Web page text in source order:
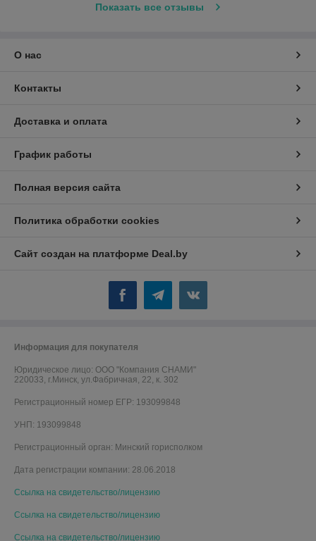
Показать все отзывы
О нас
Контакты
Доставка и оплата
График работы
Полная версия сайта
Политика обработки cookies
Сайт создан на платформе Deal.by
Информация для покупателя
Юридическое лицо: ООО "Компания СНАМИ"
220033, г.Минск, ул.Фабричная, 22, к. 302
Регистрационный номер ЕГР: 193099848
УНП: 193099848
Регистрационный орган: Минский горисполком
Дата регистрации компании: 28.06.2018
Ссылка на свидетельство/лицензию
Ссылка на свидетельство/лицензию
Ссылка на свидетельство/лицензию